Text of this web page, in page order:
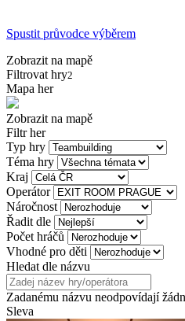
Spustit průvodce výběrem
Zobrazit na mapě
Filtrovat hry2
Mapa her
Zobrazit na mapě
Filtr her
Typ hry
Téma hry
Kraj
Operátor
Náročnost
Řadit dle
Počet hráčů
Vhodné pro děti
Hledat dle názvu
Zadanému názvu neodpovídají
Sleva